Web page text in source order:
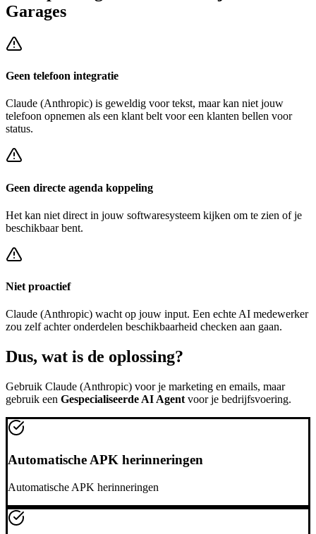
Garages
Geen telefoon integratie
Claude (Anthropic) is geweldig voor tekst, maar kan niet jouw
telefoon opnemen als een klant belt voor een klanten bellen voor
status.
Geen directe agenda koppeling
Het kan niet direct in jouw softwaresysteem kijken om te zien of je
beschikbaar bent.
Niet proactief
Claude (Anthropic) wacht op jouw input. Een echte AI medewerker
zou zelf achteronderdelen beschikbaarheid checken aan gaan.
Dus, wat is de oplossing?
Gebruik Claude (Anthropic) voor je marketing en emails, maar
gebruik een Gespecialiseerde AI Agent voor je bedrijfsvoering.
Automatische APK herinneringen
Automatische APK herinneringen